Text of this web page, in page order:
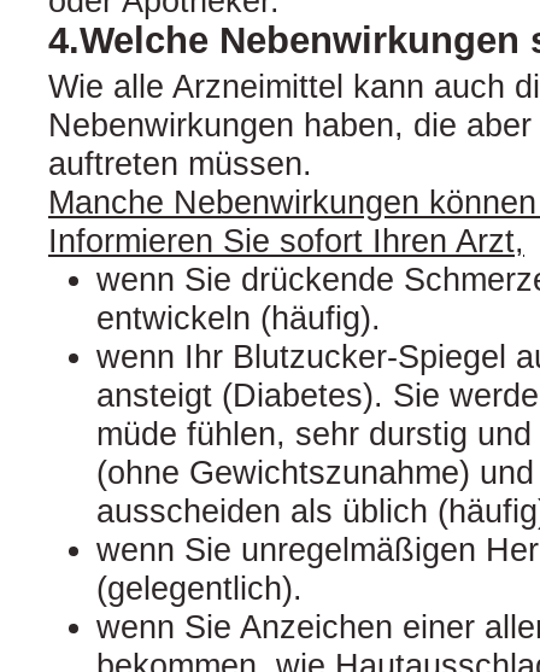
4.Welche
Wie alle Arzneimittel kann auch
Nebenwirkungen haben, die
auftreten müssen.
Manche Nebenwirkungen
Informieren Sie sofort Ihren Arzt,
wenn Sie drückende
entwickeln (häufig).
wenn Ihr Blutzucker-Spiegel
ansteigt (Diabetes). Sie
müde fühlen, sehr durstig
(ohne Gewichtszunahme)
ausscheiden als üblich
wenn Sie unregelmäßigen
(gelegentlich).
wenn Sie Anzeichen einer